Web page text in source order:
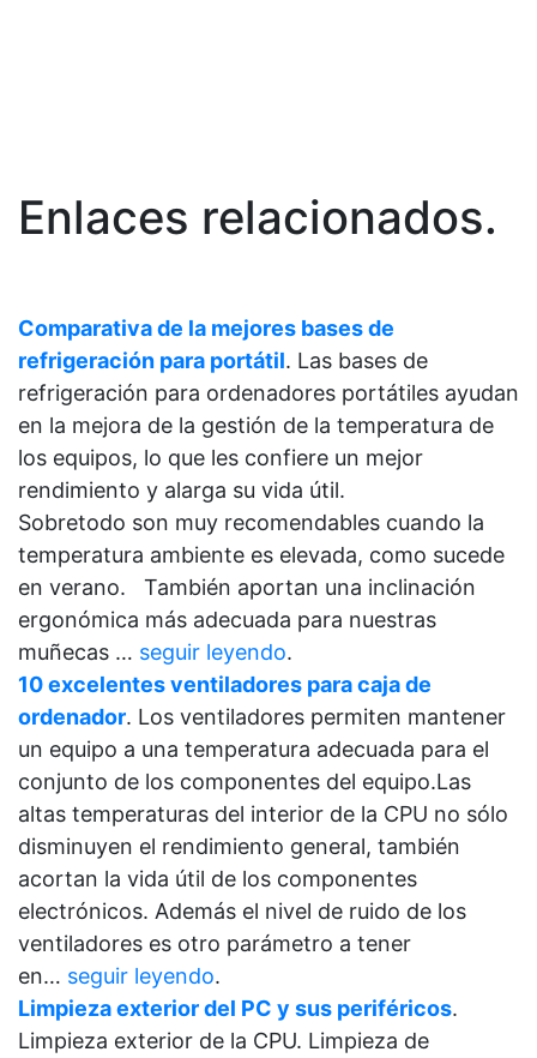
Enlaces relacionados.
Comparativa de la mejores bases de
refrigeración para portátil. Las bases de
refrigeración para ordenadores portátiles ayudan
en la mejora de la gestión de la temperatura de
los equipos, lo que les confiere un mejor
rendimiento y alarga su vida útil.
Sobretodo son muy recomendables cuando la
temperatura ambiente es elevada, como sucede
en verano. También aportan una inclinación
ergonómica más adecuada para nuestras
muñecas … seguir leyendo.
10 excelentes ventiladores para caja de
ordenador. Los ventiladores permiten mantener
un equipo a una temperatura adecuada para el
conjunto de los componentes del equipo.Las
altas temperaturas del interior de la CPU no sólo
disminuyen el rendimiento general, también
acortan la vida útil de los componentes
electrónicos. Además el nivel de ruido de los
ventiladores es otro parámetro a tener
en… seguir leyendo.
Limpieza exterior del PC y sus periféricos.
Limpieza exterior de la CPU. Limpieza de